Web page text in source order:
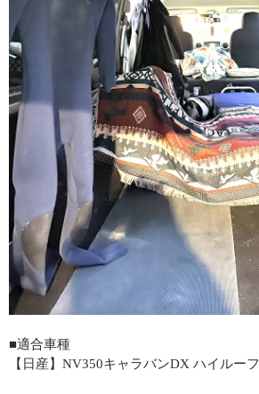
■適合車種
【日産】NV350キャラバンDX ハイルーフ